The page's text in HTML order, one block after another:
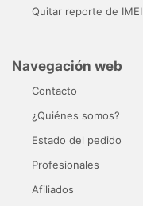
Quitar reporte de IMEI
Navegación web
Contacto
¿Quiénes somos?
Estado del pedido
Profesionales
Afiliados